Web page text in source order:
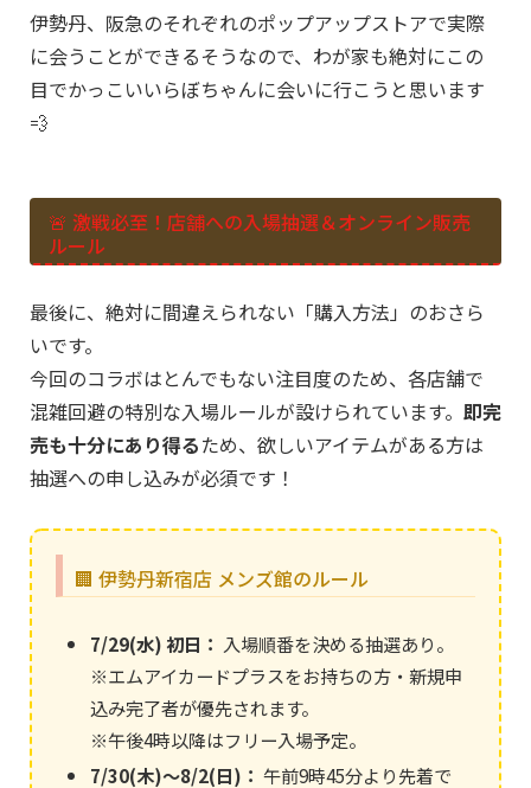
伊勢丹、阪急のそれぞれのポップアップストアで実際
に会うことができるそうなので、わが家も絶対にこの
目でかっこいいらぼちゃんに会いに行こうと思います
💨
🚨 激戦必至！店舗への入場抽選＆オンライン販売
ルール
最後に、絶対に間違えられない「購入方法」のおさら
いです。
今回のコラボはとんでもない注目度のため、各店舗で
混雑回避の特別な入場ルールが設けられています。 即完
売も十分にあり得るため、欲しいアイテムがある方は
抽選への申し込みが必須です！
🏢 伊勢丹新宿店 メンズ館のルール
7/29(水) 初日： 入場順番を決める抽選あり。
※エムアイカードプラスをお持ちの方・新規申
込み完了者が優先されます。
※午後4時以降はフリー入場予定。
7/30(木)～8/2(日)： 午前9時45分より先着で